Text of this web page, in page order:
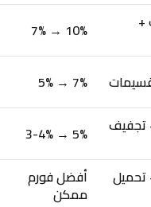
+
10% → 7%
7% → 5%
تجفيف
5% → 3-4%
تحميل أفضل فورم
ممكن